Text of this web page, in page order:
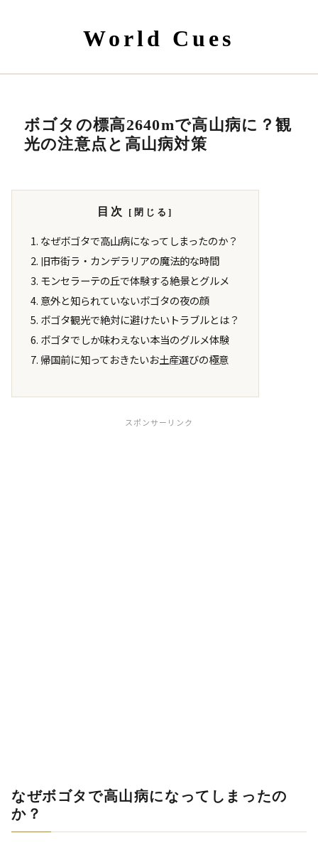
World Cues
ボゴタの標高2640mで高山病に？観
光の注意点と高山病対策
目次
なぜボゴタで高山病になってしまったのか？
旧市街ラ・カンデラリアの魔法的な時間
モンセラーテの丘で体験する絶景とグルメ
意外と知られていないボゴタの夜の顔
ボゴタ観光で絶対に避けたいトラブルとは？
ボゴタでしか味わえない本当のグルメ体験
帰国前に知っておきたいお土産選びの極意
スポンサーリンク
なぜボゴタで高山病になってしまったの
か？